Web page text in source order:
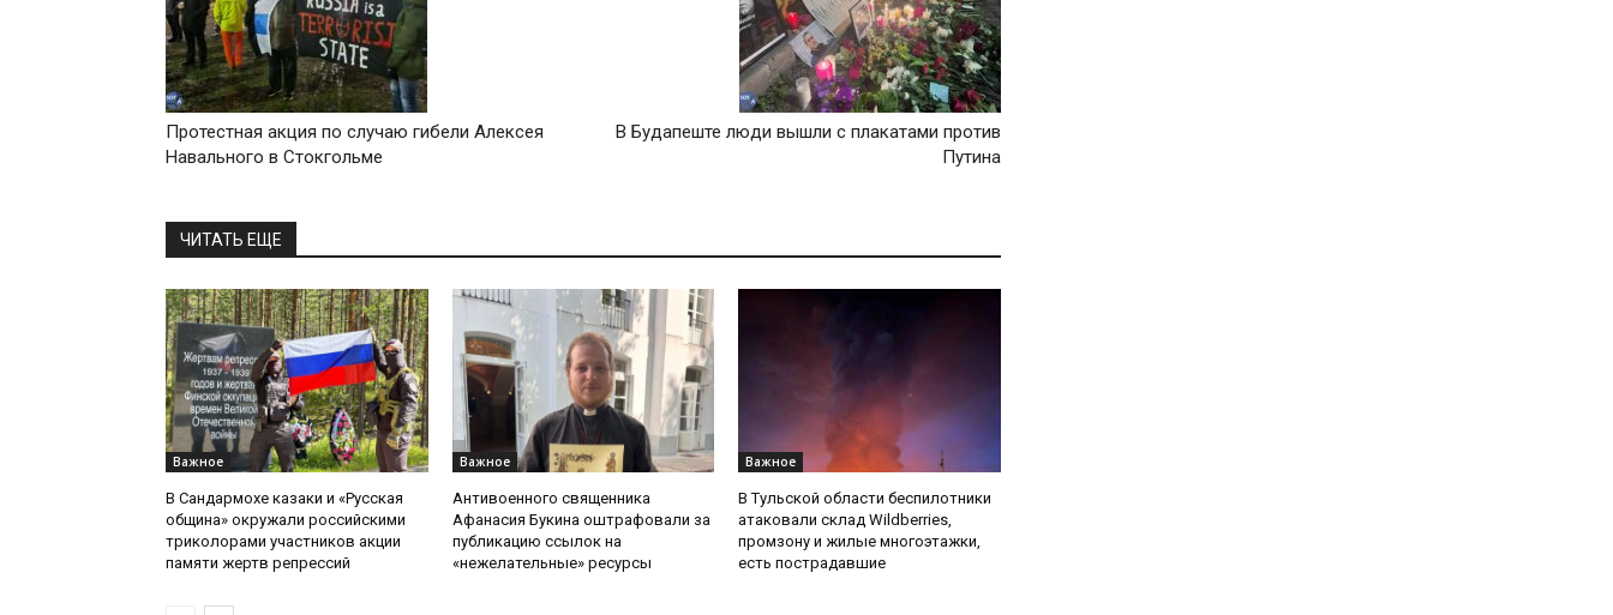
Протестная акция по случаю гибели Алексея
Навального в Стокгольме
В Будапеште люди вышли с плакатами против
Путина
ЧИТАТЬ ЕЩЕ
Важное
В Сандармохе казаки и «Русская
община» окружали российскими
триколорами участников акции
памяти жертв репрессий
Важное
Антивоенного священника
Афанасия Букина оштрафовали за
публикацию ссылок на
«нежелательные» ресурсы
Важное
В Тульской области беспилотники
атаковали склад Wildberries,
промзону и жилые многоэтажки,
есть пострадавшие